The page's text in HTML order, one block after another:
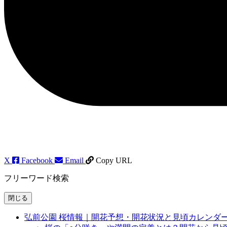
X Facebook Email Copy URL
フリーワード検索
閉じる
弘前公園 桜情報｜開花予想・開花状況と見頃カレンダ